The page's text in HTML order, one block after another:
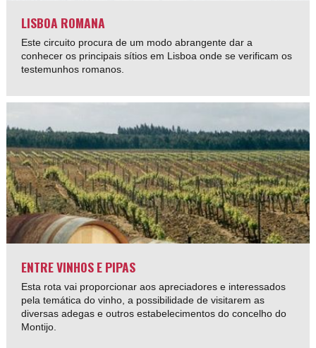
LISBOA ROMANA
Este circuito procura de um modo abrangente dar a
conhecer os principais sítios em Lisboa onde se verificam os
testemunhos romanos.
ENTRE VINHOS E PIPAS
Esta rota vai proporcionar aos apreciadores e interessados
pela temática do vinho, a possibilidade de visitarem as
diversas adegas e outros estabelecimentos do concelho do
Montijo.